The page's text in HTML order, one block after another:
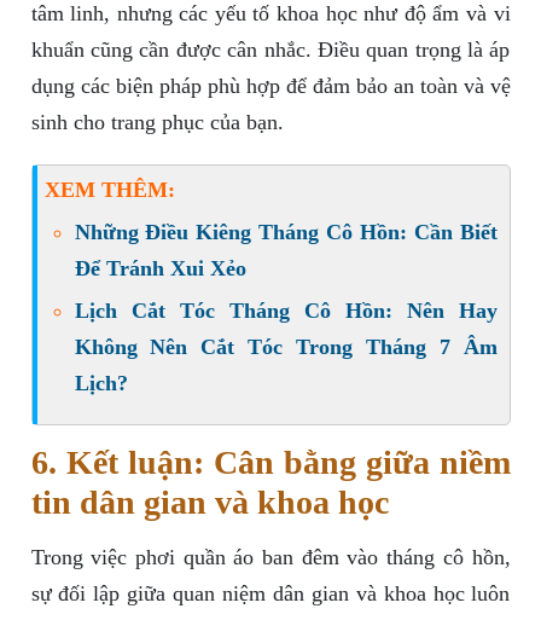
tâm linh, nhưng các yếu tố khoa học như độ ẩm và vi
khuẩn cũng cần được cân nhắc. Điều quan trọng là áp
dụng các biện pháp phù hợp để đảm bảo an toàn và vệ
sinh cho trang phục của bạn.
XEM THÊM:
Những Điều Kiêng Tháng Cô Hồn: Cần Biết
Để Tránh Xui Xẻo
Lịch Cắt Tóc Tháng Cô Hồn: Nên Hay
Không Nên Cắt Tóc Trong Tháng 7 Âm
Lịch?
6. Kết luận: Cân bằng giữa niềm
tin dân gian và khoa học
Trong việc phơi quần áo ban đêm vào tháng cô hồn,
sự đối lập giữa quan niệm dân gian và khoa học luôn